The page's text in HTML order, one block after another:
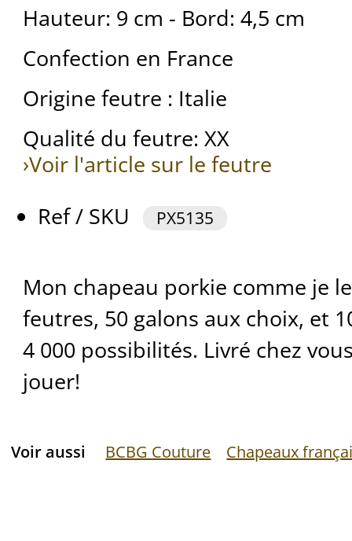
Hauteur: 9 cm - Bord: 4,5 cm
Confection en France
Origine feutre : Italie
Qualité du feutre: XX
›Voir l'article sur le feutre
Ref / SKU
PX5135
Mon chapeau porkie comme je
feutres, 50 galons aux choix, et
4 000 possibilités. Livré chez
jouer!
Voir aussi BCBG Couture Chapeaux